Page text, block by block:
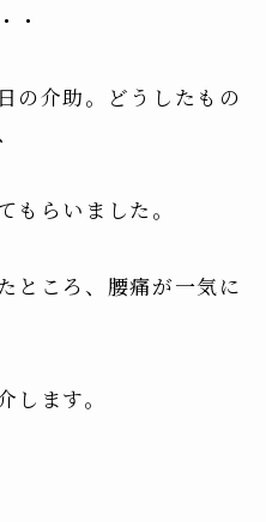
・・
の介助。どうしたもの
もらいました。
ところ、腰痛が一気に
します。